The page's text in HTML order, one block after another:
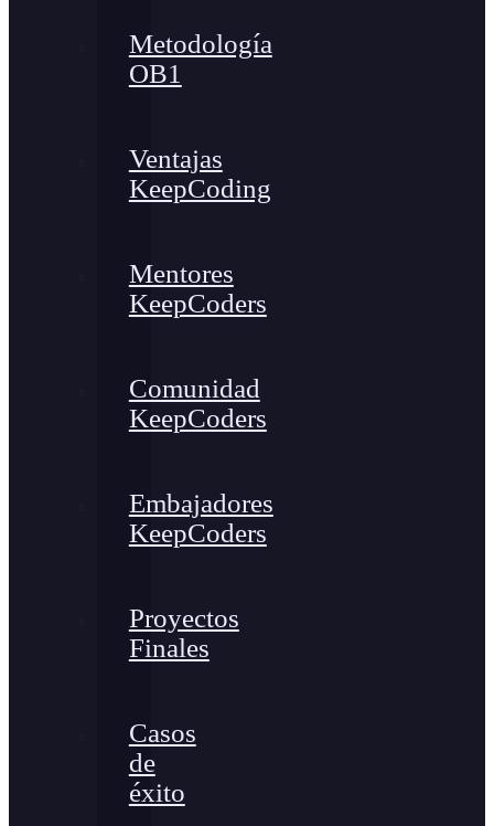
Metodología
OB1
Ventajas
KeepCoding
Mentores
KeepCoders
Comunidad
KeepCoders
Embajadores
KeepCoders
Proyectos
Finales
Casos
de
éxito